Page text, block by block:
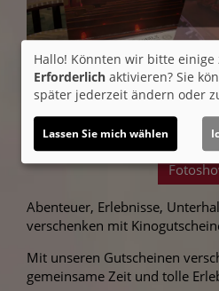
Abenteuer, Erlebnisse,
verschenken mit
Mit unseren Gutscheinen
gemeinsame Zeit und tolle
Hallo! Könnten wir bitte
Erforderlich aktivieren? Sie
später jederzeit ändern oder
Lassen Sie mich wählen